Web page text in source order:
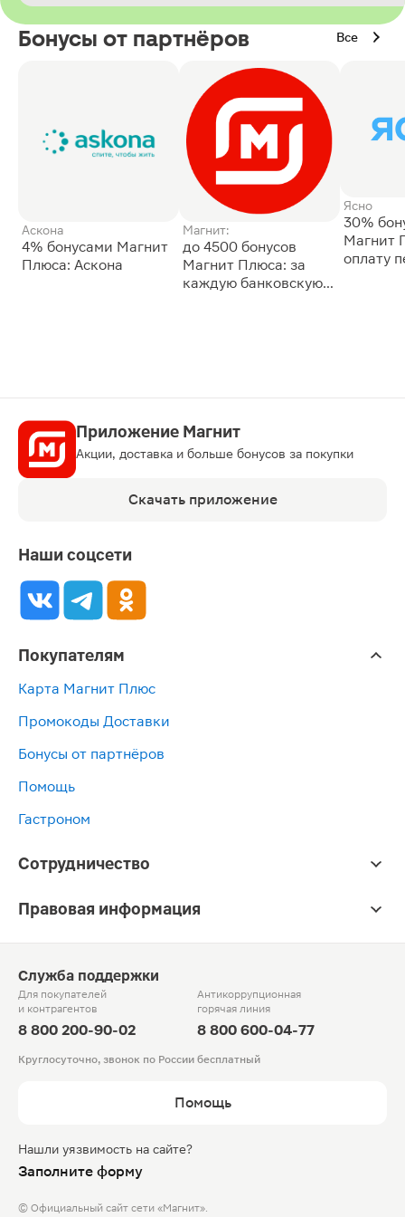
Бонусы от партнёров Все
Аскона
4% бонусами Магнит
Плюса: Аскона
Магнит:
до 4500 бонусов
Магнит Плюса: за
каждую банковскую
Ясно
30%
Магнит
оплату
Приложение Магнит
Акции, доставка и больше бонусов за покупки
Скачать приложение
Наши соцсети
Покупателям
Карта Магнит Плюс
Промокоды Доставки
Бонусы от партнёров
Помощь
Гастроном
Сотрудничество
Правовая информация
Служба поддержки
Для покупателей
и контрагентов
8 800 200-90-02
Антикоррупционная
горячая линия
8 800 600-04-77
Круглосуточно, звонок по России бесплатный
Помощь
Нашли уязвимость на сайте?
Заполните форму
© Официальный сайт сети «Магнит».